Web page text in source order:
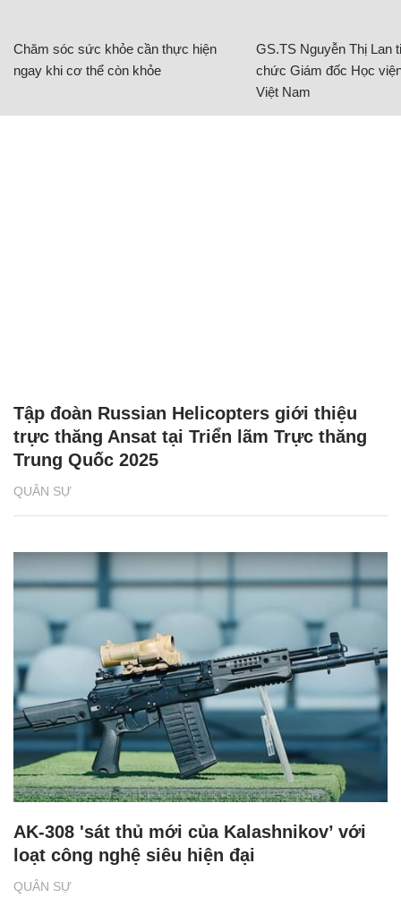
Chăm sóc sức khỏe cần thực hiện
ngay khi cơ thể còn khỏe
GS.TS Nguyễn Thị Lan
chức Giám đốc Học
Việt Nam
QUÂN SỰ
Tập đoàn Russian Helicopters giới thiệu
trực thăng Ansat tại Triển lãm Trực thăng
Trung Quốc 2025
QUÂN SỰ
AK-308 'sát thủ mới của Kalashnikov’ với
loạt công nghệ siêu hiện đại